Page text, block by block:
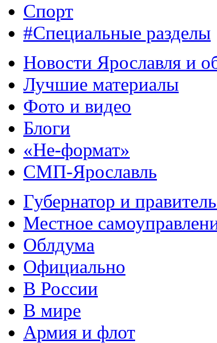
Спорт
#Специальные разделы
Новости Ярославля и
Лучшие материалы
Фото и видео
Блоги
«Не-формат»
СМП-Ярославль
Губернатор и
Местное
Облдума
Официально
В России
В мире
Армия и флот